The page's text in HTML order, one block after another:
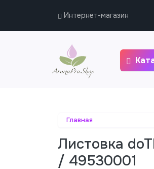
Интернет-магазин
Главная
Листовка
/ 49530001